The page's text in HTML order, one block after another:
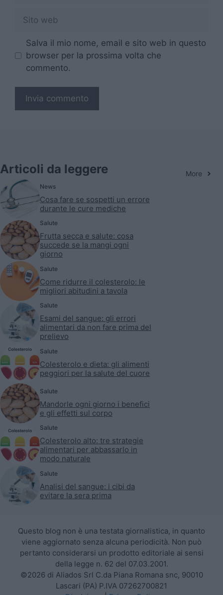
web
Salva il mio nome, email e sito web in questo
browser per la prossima volta che
commento.
Articoli da leggere More
News
Cosa fare se sospetti un errore
durante le cure mediche
Salute
Frutta secca e salute: cosa
succede se la mangi ogni
giorno
Salute
Come ridurre il colesterolo: le
migliori abitudini a tavola
Salute
Esami del sangue: gli errori
alimentari da non fare prima del
prelievo
Salute
Colesterolo e dieta: gli alimenti
peggiori per la salute del cuore
Salute
Mandorle ogni giorno i benefici
e gli effetti sul corpo
Salute
Colesterolo alto: tre strategie
alimentari per abbassarlo in
modo naturale
Salute
Analisi del sangue: i cibi da
evitare la sera prima
Questo blog non è una testata giornalistica, in quanto
viene aggiornato senza alcuna periodicità. Non può
pertanto considerarsi un prodotto editoriale ai sensi
della legge n. 62 del 07.03.2001.
©2026 di Aliados Srl C.da Piana Romana snc, 90010
Lascari (PA) P.IVA 07262700821